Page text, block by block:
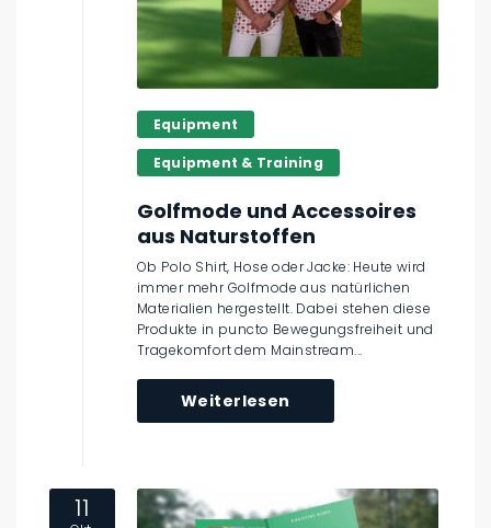
Equipment
Equipment & Training
Golfmode und Accessoires
aus Naturstoffen
Ob Polo Shirt, Hose oder Jacke: Heute wird
immer mehr Golfmode aus natürlichen
Materialien hergestellt. Dabei stehen diese
Produkte in puncto Bewegungsfreiheit und
Tragekomfort dem Mainstream...
Weiterlesen
11